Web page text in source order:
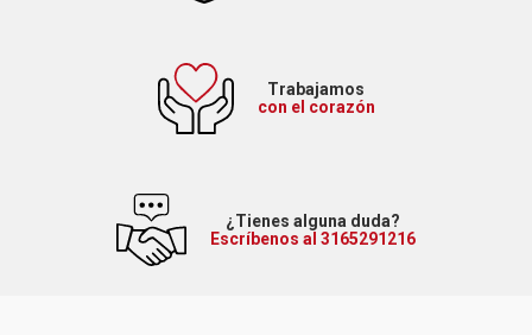
Trabajamos
con el corazón
¿Tienes alguna duda?
Escríbenos al 3165291216